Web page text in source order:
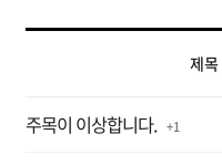
제목
주목이 이상합니다. + 1